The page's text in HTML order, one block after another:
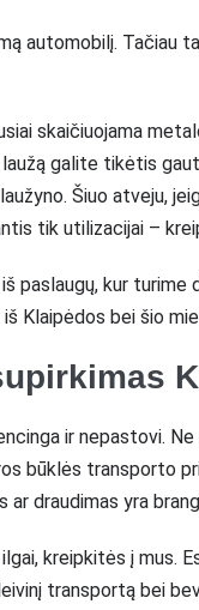
automobilį. Tačiau
skaičiuojama
galite tikėtis
Šiuo atveju,
tik utilizacijai –
iš paslaugų, kur
Klaipėdos bei šio
ir nepastovi.
būklės transporto
draudimas yra
kreipkitės į mus.
transportą bei